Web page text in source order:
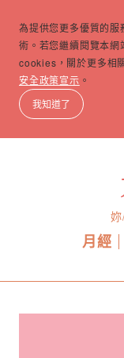
為提供您更多優質的
術。若您繼續閱覽本網
cookies，關於更多相
安全政策宣示 。
我知道了
月經